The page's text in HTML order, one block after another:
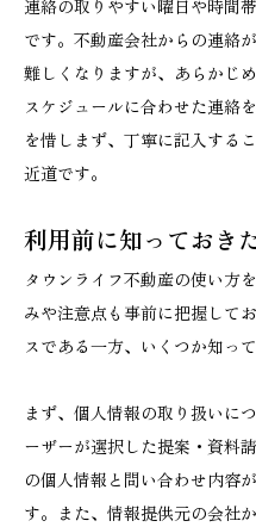
連絡の取りやすい曜日や時間
です。不動産会社からの連絡
難しくなりますが、あらかじ
スケジュールに合わせた連絡
を惜しまず、丁寧に記入する
近道です。
利用前に知っておき
タウンライフ不動産の使い方
みや注意点も事前に把握して
スである一方、いくつか知っ
まず、個人情報の取り扱いに
ーザーが選択した提案・資料
の個人情報と問い合わせ内容
す。また、情報提供元の会社